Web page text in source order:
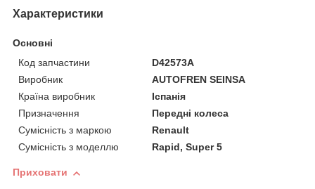
Характеристики
Основні
Код запчастини
D42573A
Виробник
AUTOFREN SEINSA
Країна виробник
Іспанія
Призначення
Передні колеса
Сумісність з маркою
Renault
Сумісність з моделлю
Rapid, Super 5
Приховати